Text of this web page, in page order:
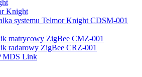
Knight
systemu Telmor Knight CDSM-001
matrycowy ZigBee CMZ-001
radarowy ZigBee CRZ-001
MDS Link